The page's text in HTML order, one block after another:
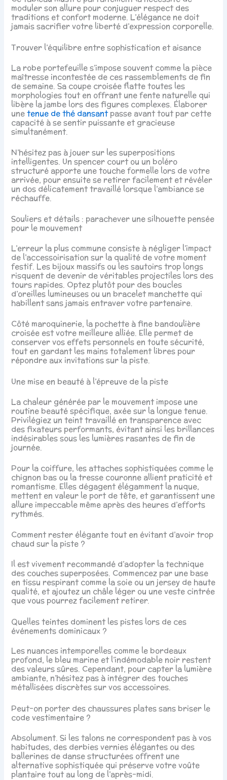
moduler son allure pour conjuguer respect des
traditions et confort moderne. L’élégance ne doit
jamais sacrifier votre liberté d’expression corporelle.
Trouver l’équilibre entre sophistication et aisance
La robe portefeuille s’impose souvent comme la pièce
maîtresse incontestée de ces rassemblements de fin
de semaine. Sa coupe croisée flatte toutes les
morphologies tout en offrant une fente naturelle qui
libère la jambe lors des figures complexes. Élaborer
unetenue de thé dansantpasse avant tout par cette
capacité à se sentir puissante et gracieuse
simultanément.
N’hésitez pas à jouer sur les superpositions
intelligentes. Un spencer court ou un boléro
structuré apporte une touche formelle lors de votre
arrivée, pour ensuite se retirer facilement et révéler
un dos délicatement travaillé lorsque l’ambiance se
réchauffe.
Souliers et détails : parachever une silhouette pensée
pour le mouvement
L’erreur la plus commune consiste à négliger l’impact
de l’accessoirisation sur la qualité de votre moment
festif. Les bijoux massifs ou les sautoirs trop longs
risquent de devenir de véritables projectiles lors des
tours rapides. Optez plutôt pour des boucles
d’oreilles lumineuses ou un bracelet manchette qui
habillent sans jamais entraver votre partenaire.
Côté maroquinerie, la pochette à fine bandoulière
croisée est votre meilleure alliée. Elle permet de
conserver vos effets personnels en toute sécurité,
tout en gardant les mains totalement libres pour
répondre aux invitations sur la piste.
Une mise en beauté à l’épreuve de la piste
La chaleur générée par le mouvement impose une
routine beauté spécifique, axée sur la longue tenue.
Privilégiez un teint travaillé en transparence avec
des fixateurs performants, évitant ainsi les brillances
indésirables sous les lumières rasantes de fin de
journée.
Pour la coiffure, les attaches sophistiquées comme le
chignon bas ou la tresse couronne allient praticité et
romantisme. Elles dégagent élégamment la nuque,
mettent en valeur le port de tête, et garantissent une
allure impeccable même après des heures d’efforts
rythmés.
Comment rester élégante tout en évitant d’avoir trop
chaud sur la piste ?
Il est vivement recommandé d’adopter la technique
des couches superposées. Commencez par une base
en tissu respirant comme la soie ou un jersey de haute
qualité, et ajoutez un châle léger ou une veste cintrée
que vous pourrez facilement retirer.
Quelles teintes dominent les pistes lors de ces
événements dominicaux ?
Les nuances intemporelles comme le bordeaux
profond, le bleu marine et l’indémodable noir restent
des valeurs sûres. Cependant, pour capter la lumière
ambiante, n’hésitez pas à intégrer des touches
métallisées discrètes sur vos accessoires.
Peut-on porter des chaussures plates sans briser le
code vestimentaire ?
Absolument. Si les talons ne correspondent pas à vos
habitudes, des derbies vernies élégantes ou des
ballerines de danse structurées offrent une
alternative sophistiquée qui préserve votre voûte
plantaire tout au long de l’après-midi.